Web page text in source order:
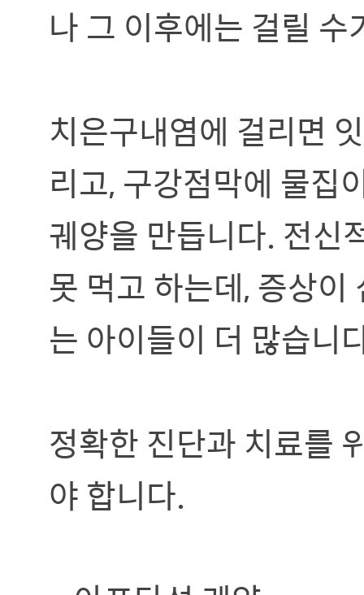
나 그 이후에는 걸릴 수
치은구내염에 걸리면
리고, 구강점막에 물집
궤양을 만듭니다. 전신
못 먹고 하는데, 증상
는 아이들이 더 많습니
정확한 진단과 치료를
야 합니다.